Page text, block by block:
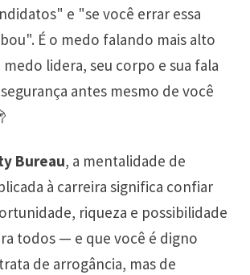
e "se você errar essa
É o medo falando mais alto
lidera, seu corpo e sua fala
antes mesmo de você
Bureau, a mentalidade de
à carreira significa confiar
riqueza e possibilidade
todos — e que você é digno
de arrogância, mas de